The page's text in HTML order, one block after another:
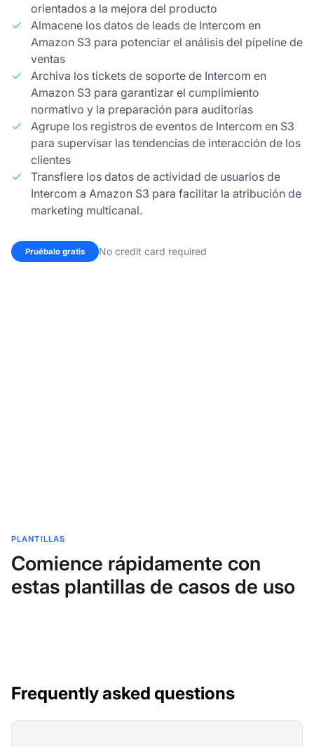
orientados a la mejora del producto
Almacene los datos de leads de Intercom en
Amazon S3 para potenciar el análisis del pipeline de
ventas
Archiva los tickets de soporte de Intercom en
Amazon S3 para garantizar el cumplimiento
normativo y la preparación para auditorías
Agrupe los registros de eventos de Intercom en S3
para supervisar las tendencias de interacción de los
clientes
Transfiere los datos de actividad de usuarios de
Intercom a Amazon S3 para facilitar la atribución de
marketing multicanal.
Pruébalo gratis No credit card required
PLANTILLAS
Comience rápidamente con
estas plantillas de casos de uso
Frequently asked questions